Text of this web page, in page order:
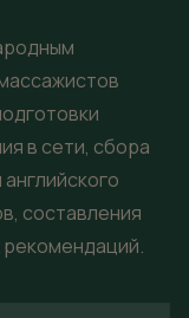
в сети, сбора
составления
рекомендаций.